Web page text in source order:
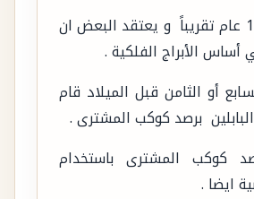
فهي حوالي 12 عام تقريباً و يعتقد البعض ان
الأبراج الفلكية .
أو الثامن قبل الميلاد قام
برصد كوكب المشترى .
كوكب المشترى باستخدام
ايضا .